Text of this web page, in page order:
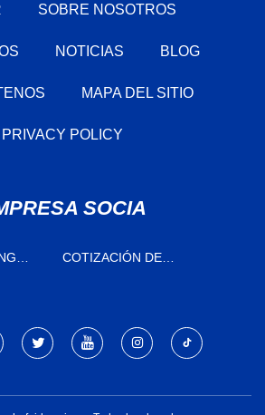
SOBRE NOSOTROS
NOTICIAS BLOG
MAPA DEL SITIO
PRIVACY POLICY
SOCIA
COTIZACIÓN DE
INOXIDABLE